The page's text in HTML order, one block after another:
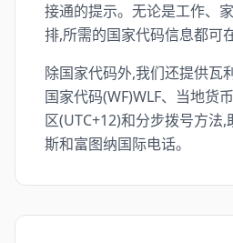
接通的提示。无论是工作、
排,所需的国家代码信息都可
除国家代码外,我们还提供瓦
国家代码(WF)WLF、当地货
区(UTC+12)和分步拨号方法
斯和富图纳国际电话。